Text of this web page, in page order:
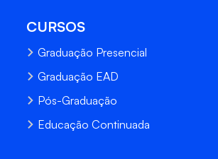
CURSOS
Graduação Presencial
Graduação EAD
Pós-Graduação
Educação Continuada